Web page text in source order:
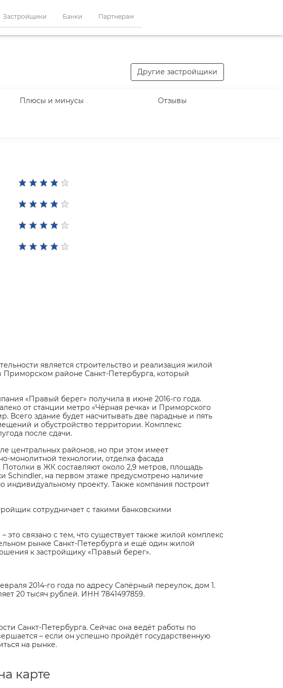
Застройщики Банки Партнерам
Другие застройщики
Плюсы и минусы Отзывы
является строительство и реализация жилой
районе Санкт-Петербурга, который
«Правый берег» получила в июне 2016-го года.
от станции метро «Чёрная речка» и Приморского
Всего здание будет насчитывать две парадные и пять
и обустройство территории. Комплекс
после сдачи.
центральных районов, но при этом имеет
монолитной технологии, отделка фасада
в ЖК составляют около 2,9 метров, площадь
Schindler, на первом этаже предусмотрено наличие
проекту. Также компания построит
сотрудничает с такими банковскими
связано с тем, что существует также жилой комплекс
рынке Санкт-Петербурга и ещё один жилой
к застройщику «Правый берег».
2014-го года по адресу Сапёрный переулок, дом 1.
20 тысяч рублей. ИНН 7841497859.
Санкт-Петербурга. Сейчас она ведёт работы по
– если он успешно пройдёт государственную
на рынке.
карте